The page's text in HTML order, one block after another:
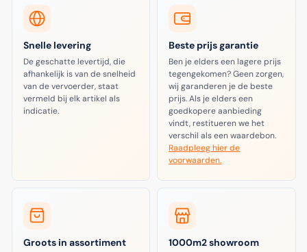
Snelle levering
De geschatte levertijd, die
afhankelijk is van de snelheid
van de vervoerder, staat
vermeld bij elk artikel als
indicatie.
Beste prijs garantie
Ben je elders een lagere prijs
tegengekomen? Geen zorgen,
wij garanderen je de beste
prijs. Als je elders een
goedkopere aanbieding
vindt, restitueren we het
verschil als een waardebon.
Raadpleeg hier de
voorwaarden.
Groots in assortiment 1000m2 showroom